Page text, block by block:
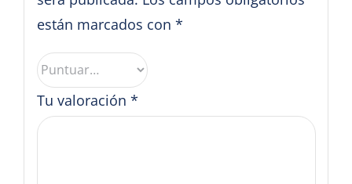
están marcados con *
Tu valoración *